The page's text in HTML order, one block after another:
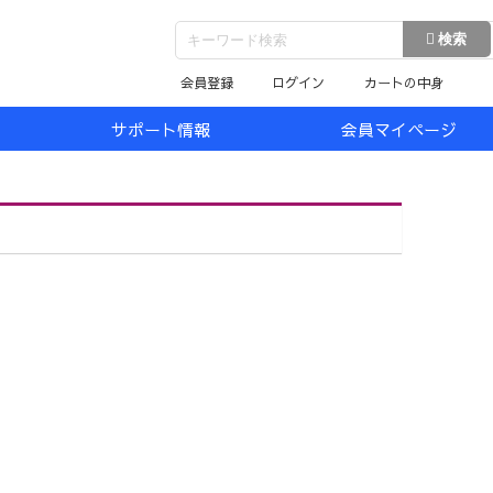
会員登録 ログイン カートの中身
サポート情報 会員マイページ